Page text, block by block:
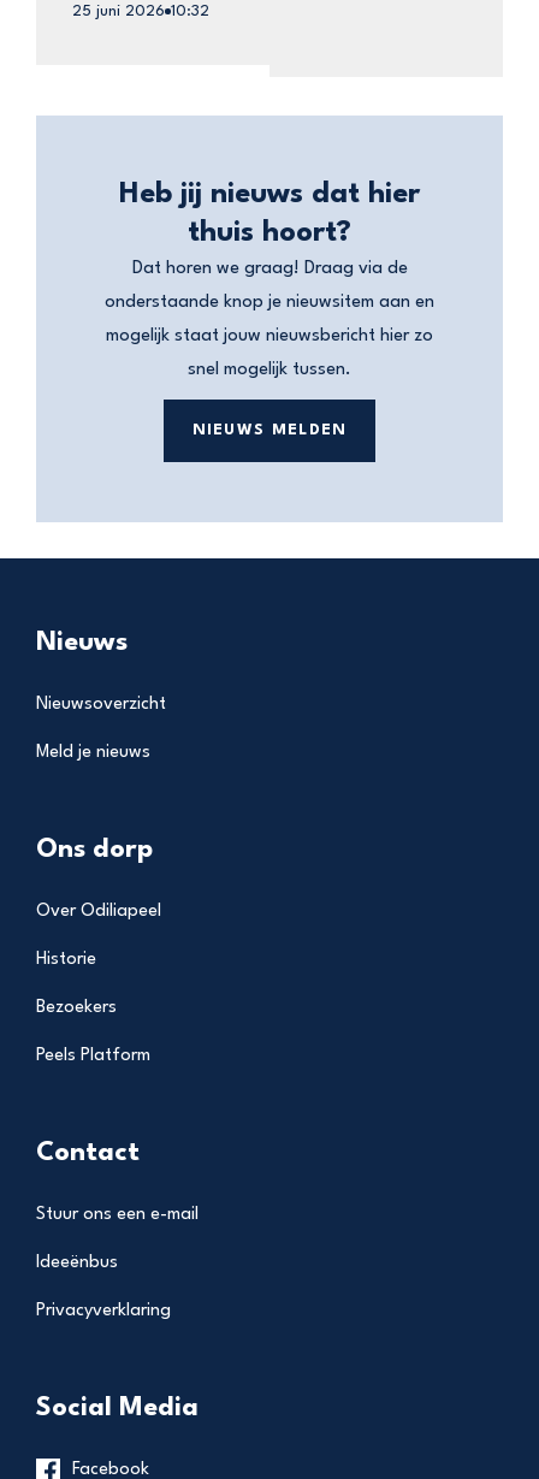
25 juni 2026 10:32
Heb jij nieuws dat hier
thuis hoort?
Dat horen we graag! Draag via de
onderstaande knop je nieuwsitem aan en
mogelijk staat jouw nieuwsbericht hier zo
snel mogelijk tussen.
NIEUWS MELDEN
Nieuws
Nieuwsoverzicht
Meld je nieuws
Ons dorp
Over Odiliapeel
Historie
Bezoekers
Peels Platform
Contact
Stuur ons een e-mail
Ideeënbus
Privacyverklaring
Social Media
Facebook